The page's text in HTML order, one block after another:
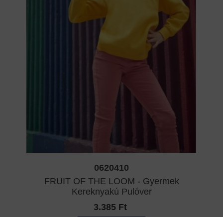
0620410
FRUIT OF THE LOOM - Gyermek
Kereknyakú Pulóver
3.385 Ft